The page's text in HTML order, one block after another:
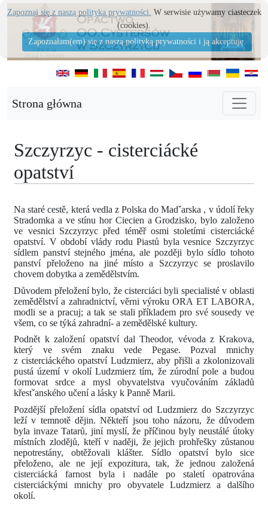
Strona główna
Szczyrzyc - cisterciácké
opatství
Na staré cestě, která vedla z Polska do Madˇarska , v údolí řeky
Stradomka a ve stínu hor Ciecien a Grodzisko, bylo založeno
ve vesnici Szczyrzyc před téměř osmi stoletími cisterciácké
opatství. V období vlády rodu Piastů byla vesnice Szczyrzyc
sídlem panství stejného jména, ale později bylo sídlo tohoto
panství přeloženo na jiné místo a Szczyrzyc se proslavilo
chovem dobytka a zemědělstvím.
Důvodem přeložení bylo, že cisterciáci byli specialisté v oblasti
zemědělství a zahradnictví, věrni výroku ORA ET LABORA,
modli se a pracuj; a tak se stali příkladem pro své sousedy ve
všem, co se týká zahradní- a zemědělské kultury.
Podnět k založení opatství dal Theodor, vévoda z Krakova,
který ve svém znaku vede Pegase. Pozval mnichy
z cisterciáckého opatství Ludzmierz, aby přišli a zkolonizovali
pustá území v okolí Ludzmierz tím, že zúrodní pole a budou
formovat srdce a mysl obyvatelstva vyučováním základů
křestˇanského učení a lásky k Panně Marii.
Pozdější přeložení sídla opatství od Ludzmierz do Szczyrzyc
leží v temnotě dějin. Někteří jsou toho názoru, že důvodem
byla invaze Tatarů, jiní myslí, že příčinou byly neustálé útoky
místních zlodějů, kteří v naději, že jejich prohřešky zůstanou
nepotrestány, obtěžovali klášter. Sídlo opatství bylo sice
přeloženo, ale ne její expozitura, tak, že jednou založená
cisterciácká farnost byla i nadále po staletí opatrována
cisterciáckými mnichy pro obyvatele Ludzmierz a dalšího
okolí.
Zapoznaj się z naszą polityka prywatności. W serwisie używamy ciasteczek
(cookies).
Zapoznałam(em) się z naszą polityką prywatności i ją akceptuję.